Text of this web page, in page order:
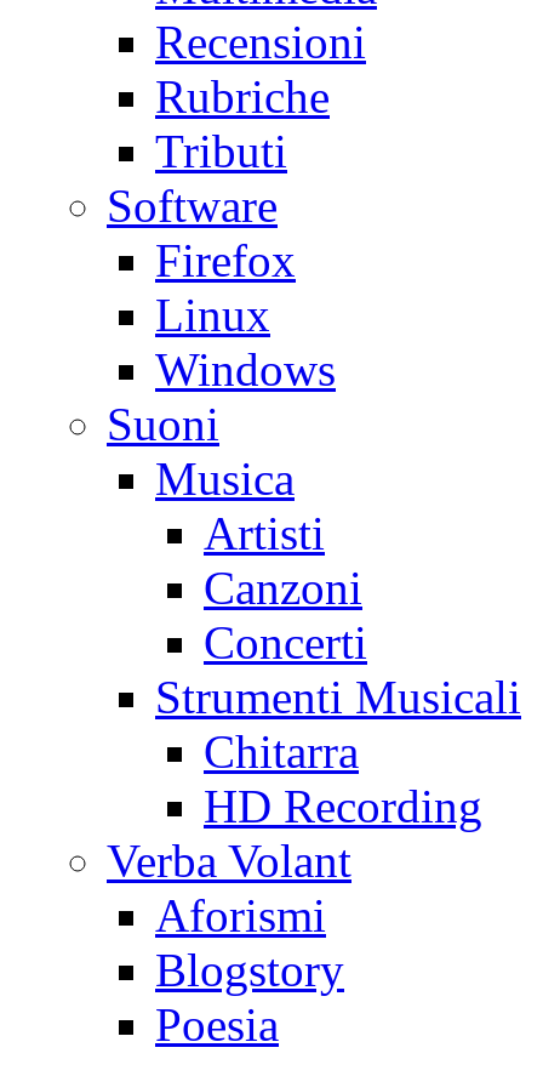
Recensioni
Rubriche
Tributi
Software
Firefox
Linux
Windows
Suoni
Musica
Artisti
Canzoni
Concerti
Strumenti Musicali
Chitarra
HD Recording
Verba Volant
Aforismi
Blogstory
Poesia